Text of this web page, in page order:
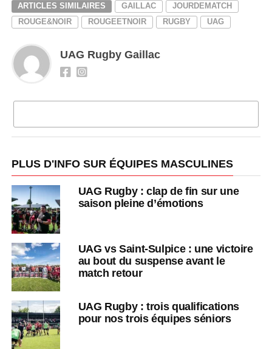
ARTICLES SIMILAIRES GAILLAC
JOURDEMATCH
ROUGE&NOIR
ROUGEETNOIR RUGBY UAG
UAG Rugby Gaillac
PLUS D'INFO SUR ÉQUIPES MASCULINES
UAG Rugby : clap de fin sur une
saison pleine d’émotions
UAG vs Saint-Sulpice : une victoire
au bout du suspense avant le
match retour
UAG Rugby : trois qualifications
pour nos trois équipes séniors